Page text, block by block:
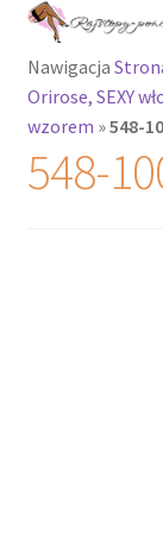
Przejdź
nawigacji
Przejdź
treści
Rajstopy
Nawigacja
Orirose, SEXY
wzorem »548-
548-